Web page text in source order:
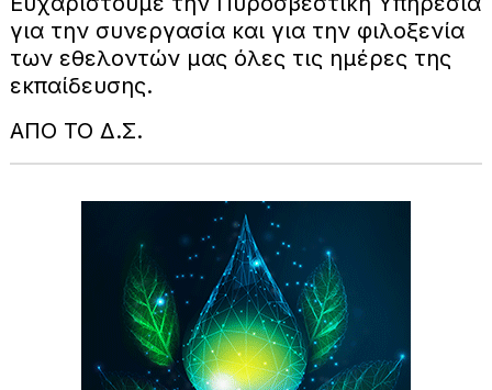
για την συνεργασία και για την φιλοξενία
των εθελοντών μας όλες τις ημέρες της
εκπαίδευσης.
ΑΠΟ ΤΟ Δ.Σ.